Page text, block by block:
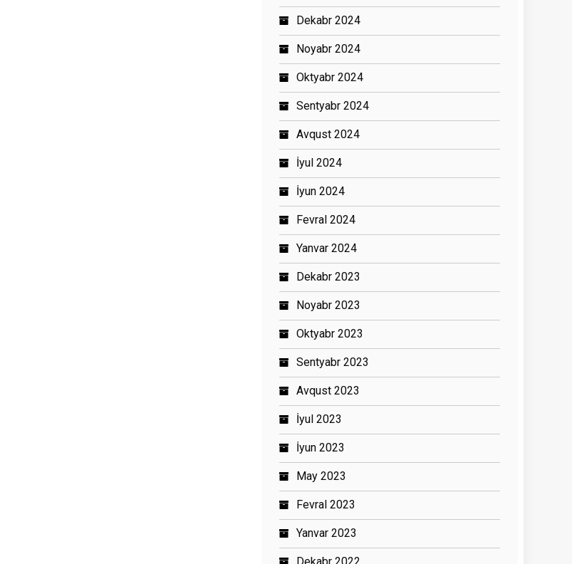
Dekabr 2024
Noyabr 2024
Oktyabr 2024
Sentyabr 2024
Avqust 2024
İyul 2024
İyun 2024
Fevral 2024
Yanvar 2024
Dekabr 2023
Noyabr 2023
Oktyabr 2023
Sentyabr 2023
Avqust 2023
İyul 2023
İyun 2023
May 2023
Fevral 2023
Yanvar 2023